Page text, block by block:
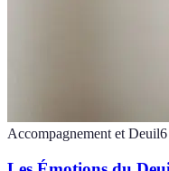
Accompagnement et Deuil6